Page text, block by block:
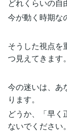
どれくらいの自
今が動く時期な
そうした視点を
つ見えてきます。
今の迷いは、あ
ります。
どうか、「早く
ないでください。